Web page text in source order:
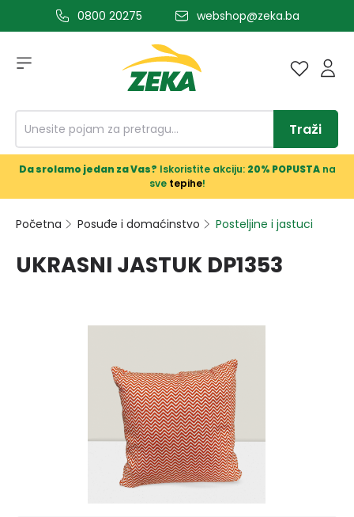
glavni sadržaj0800 20275 webshop@zeka.ba
Traži
Da srolamo jedan za Vas? Iskoristite akciju: 20% POPUSTAna
sve tepihe!
Početna Posuđe i domaćinstvo Posteljine i jastuci
UKRASNI JASTUK DP1353